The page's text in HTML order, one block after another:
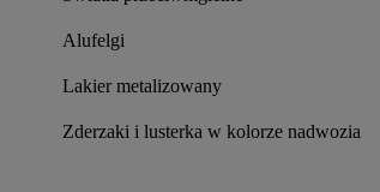
Alufelgi
Lakier metalizowany
Zderzaki i lusterka w kolorze nadwozia